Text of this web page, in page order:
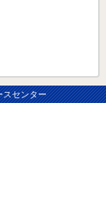
スセンター